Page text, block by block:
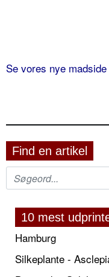
Se vores nye
Find en artikel
10 mest
Hamburg
Silkeplante -